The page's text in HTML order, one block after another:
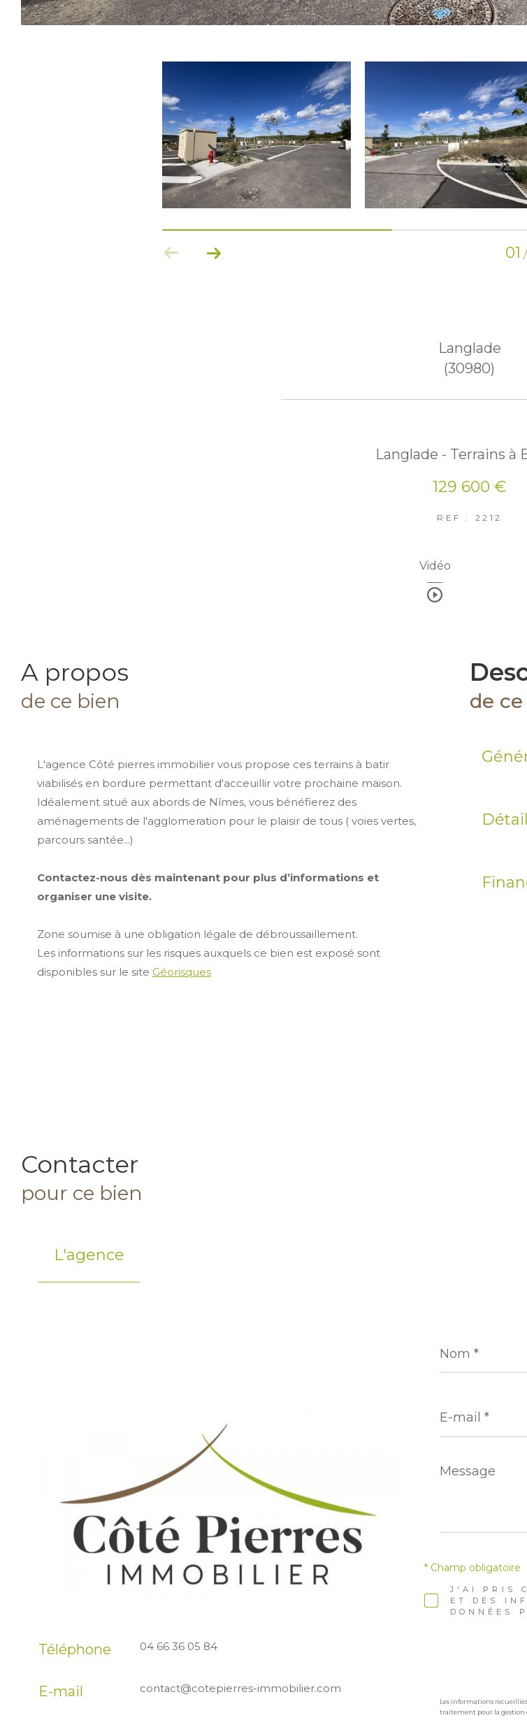
01 /
Langlade
(30980)
Langlade - Terrains à
129 600 €
REF : 2212
Vidéo
a propos
de ce bien
L'agence Côté pierres immobilier vous propose ces terrains à batir
viabilisés en bordure permettant d'acceuillir votre prochaine maison.
Idéalement situé aux abords de Nîmes, vous bénéfierez des
aménagements de l'agglomeration pour le plaisir de tous ( voies vertes,
parcours santée...)
Contactez-nous dès maintenant pour plus d’informations et
organiser une visite.
Zone soumise à une obligation légale de débroussaillement.
Les informations sur les risques auxquels ce bien est exposé sont
disponibles sur le site Géorisques
de
Contacter
pour ce bien
L'agence
Téléphone 04 66 36 05 84
E-mail contact@cotepierres-immobilier.com
*
mail
*
Message
*
J'AI PRIS
ET DES
DONNÉES
* Champ obligatoire
Les informations
traitement pour la gestion